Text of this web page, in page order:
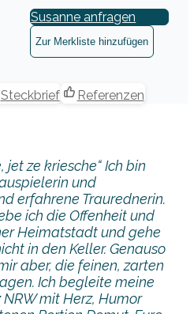
Susanne anfragen
Zur Merkliste hinzufügen
Steckbrief Referenzen
jet ze kriesche“ Ich bin
und
erfahrene Traurednerin.
ich die Offenheit und
Heimatstadt und gehe
in den Keller. Genauso
aber, die feinen, zarten
Ich begleite meine
mit Herz, Humor